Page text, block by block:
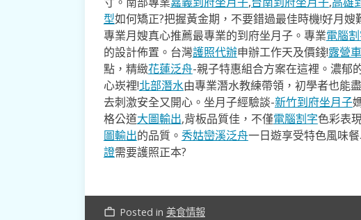
型如何矯正?把握黃金期，不要錯過最佳時機!好月嫂
專業月嫂真心推薦最專業的到府坐月子。專業電腦
的設計佈置。台灣護照代辦申辦工作天及價錢!露營車
點，精緻花蓮泛舟-親子特惠組合方案在這裡。濃郁
心崁裡!北部潛水由專業潛水教練帶領，初學者也能
去​刺激安全又開心。坐月子經驗談-新竹到府坐月子
格公道大圖輸出,背板品質佳，不僅電腦割字色彩表
圖輸出的品質。 秀姑巒溪泛舟一日遊享受特色風味
證需要護照正本?
work_outline Posted in 美食情報